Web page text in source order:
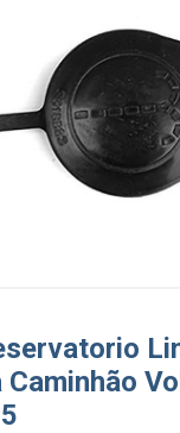
Caminhão